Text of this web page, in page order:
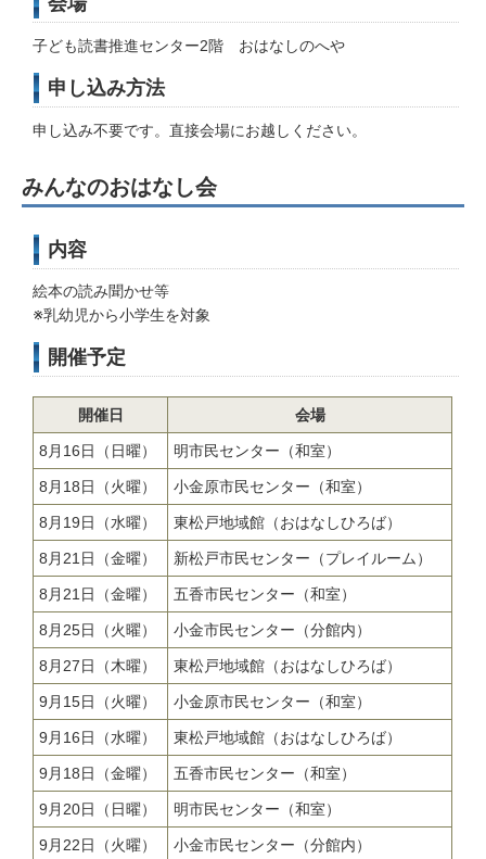
子ども読書推進センター2階 おはなしのへや
申し込み方法
申し込み不要です。直接会場にお越しください。
みんなのおはなし会
内容
絵本の読み聞かせ等
※乳幼児から小学生を対象
開催予定
開催日 会場
8月16日（日曜） 明市民センター（和室）
8月18日（火曜） 小金原市民センター（和室）
8月19日（水曜） 東松戸地域館（おはなしひろば）
8月21日（金曜） 新松戸市民センター（プレイルーム）
8月21日（金曜） 五香市民センター（和室）
8月25日（火曜） 小金市民センター（分館内）
8月27日（木曜） 東松戸地域館（おはなしひろば）
9月15日（火曜） 小金原市民センター（和室）
9月16日（水曜） 東松戸地域館（おはなしひろば）
9月18日（金曜） 五香市民センター（和室）
9月20日（日曜） 明市民センター（和室）
9月22日（火曜） 小金市民センター（分館内）